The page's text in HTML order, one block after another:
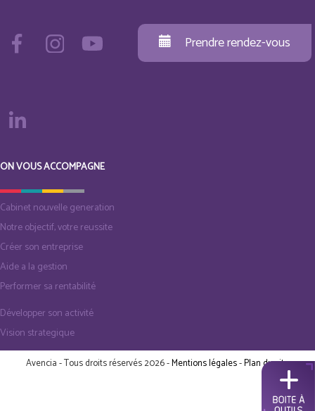
Prendre rendez-vous
ON VOUS ACCOMPAGNE
Cabinet nouvelle generation
Notre objectif, votre reussite
Créer son entreprise
Aide a la gestion
Performer sa rentabilité
Développer son activité
Vision strategique
Avencia - Tous droits réservés 2026 -Mentions légales-Plan du site